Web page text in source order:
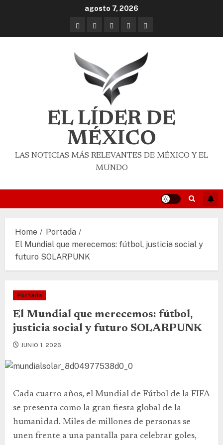
agosto 7, 2026
EL LÍDER DE
MÉXICO
LAS NOTICIAS MÁS RELEVANTES DE MÉXICO Y EL
MUNDO
Home
Portada
El Mundial que merecemos: fútbol, justicia social y
futuro SOLARPUNK
Portada
El Mundial que merecemos: fútbol,
justicia social y futuro SOLARPUNK
JUNIO 1, 2026
Cada cuatro años, el Mundial de Fútbol de la FIFA
se presenta como la gran fiesta global de la
humanidad. Miles de millones de personas se
unen frente a una pantalla para celebrar goles,